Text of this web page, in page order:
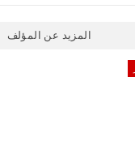
المزيد عن المؤلف